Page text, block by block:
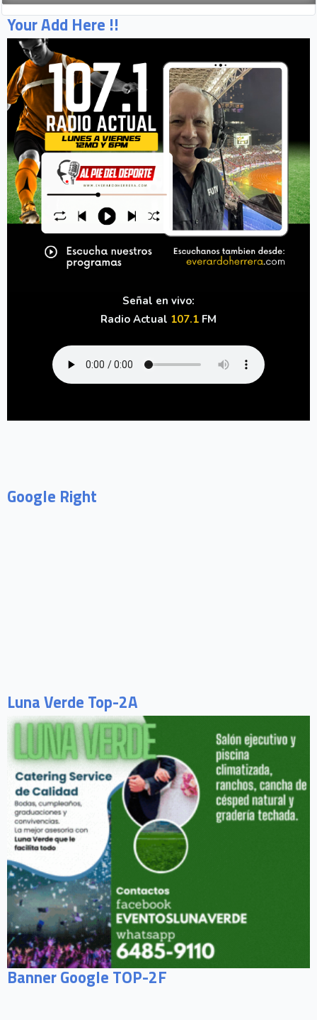
Your Add Here !!
Señal en vivo:
Radio Actual 107.1 FM
Google Right
Luna Verde Top-2A
Banner Google TOP-2F